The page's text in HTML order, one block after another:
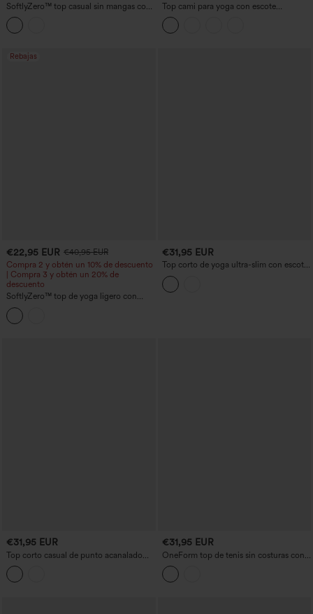
SoftlyZero™ top casual sin mangas con
escote en U aireado, tirantes ajustables y
sujetador integrado — para copas B–D
Top cami para yoga con escote
redondeado, sujetador incorporado y
dobladillo cruzado — de mayor
longitud
Rebajas
€22,95 EUR €40,95 EUR
Compra 2 y obtén un 10% de descuento
| Compra 3 y obtén un 20% de
descuento
SoftlyZero™ top de yoga ligero con
escote en V, espalda racerback,
dobladillo cruzado, sujetador integrado,
corte corto y tejido de tacto fresco —
€31,95 EUR
Top corto de yoga ultra-slim con escote
en V, espalda con escote redondeado y
encaje en contraste.
€31,95 EUR
Top corto casual de punto acanalado
con escote redondo, sujetador
integrado y abertura (cut-out).
€31,95 EUR
OneForm top de tenis sin costuras con
cuello de solapa, bloque de color y
malla transpirable